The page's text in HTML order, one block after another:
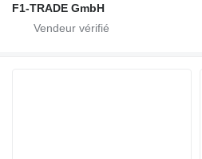
F1-TRADE GmbH